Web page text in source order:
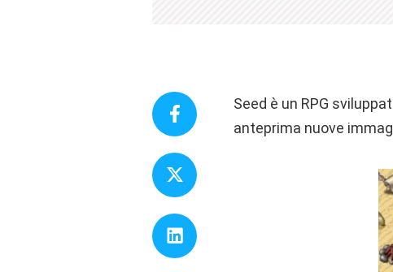
Seed è un RPG
anteprima nuove